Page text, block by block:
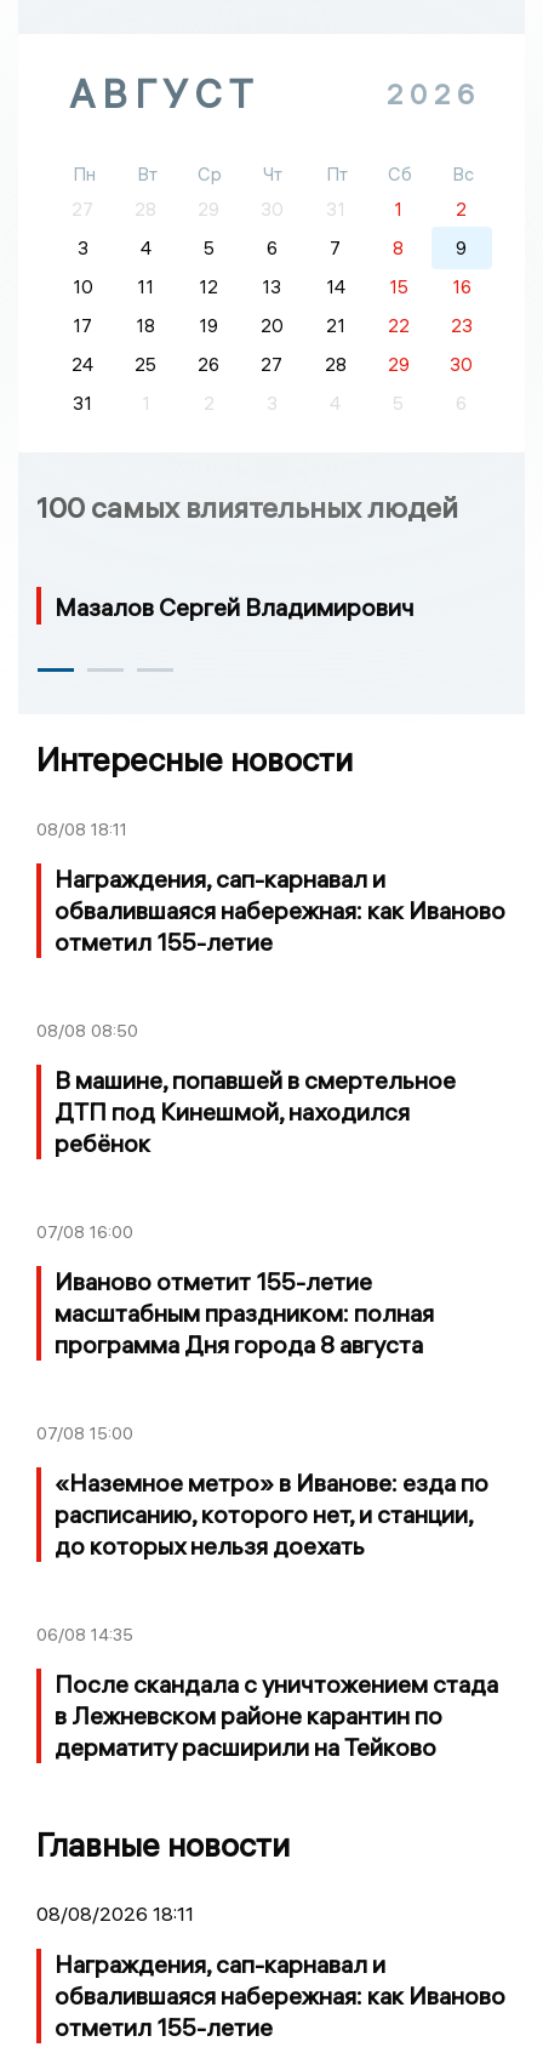
АВГУСТ 2026
Пн Вт Ср Чт Пт Сб
Вс
27
28 29 30 31 1
2
3
4 5 6 7 8
9
10
11 12 13 14 15
16
17
18 19 20 21 22
23
24
25 26 27 28 29
30
31
1 2 3 4 5 6
100 самых влиятельных людей
Мазалов Сергей Владимирович
Интересные новости
08/08 18:11
Награждения, сап-карнавал и
обвалившаяся набережная: как Иваново
отметил 155-летие
08/08 08:50
В машине, попавшей в смертельное
ДТП под Кинешмой, находился
ребёнок
07/08 16:00
Иваново отметит 155-летие
масштабным праздником: полная
программа Дня города 8 августа
07/08 15:00
«Наземное метро» в Иванове: езда по
расписанию, которого нет, и станции,
до которых нельзя доехать
06/08 14:35
После скандала с уничтожением стада
в Лежневском районе карантин по
дерматиту расширили на Тейково
Главные новости
08/08/2026 18:11
Награждения, сап-карнавал и
обвалившаяся набережная: как Иваново
отметил 155-летие